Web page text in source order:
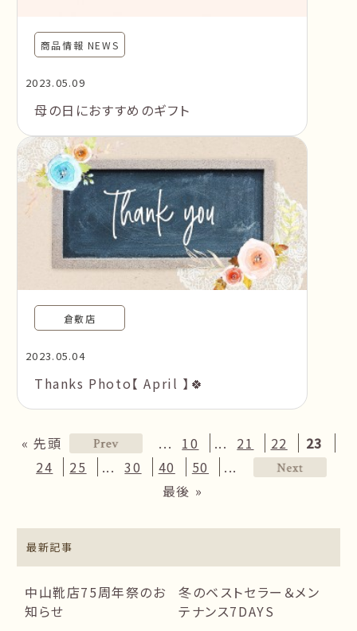
商品情報 NEWS
2023.05.09
母の日におすすめのギフト
倉敷店
2023.05.04
Thanks Photo【 April 】🍀
« 先頭 ... 10 ... 21 22
23
24
25 ... 30 40 50
...
最後 »
最新記事
中山靴店75周年祭のお
知らせ
冬のベストセラー＆メン
テナンス7DAYS